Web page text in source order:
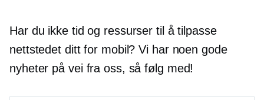
Har du ikke tid og ressurser til å tilpasse
nettstedet ditt for mobil? Vi har noen gode
nyheter på vei fra oss, så følg med!